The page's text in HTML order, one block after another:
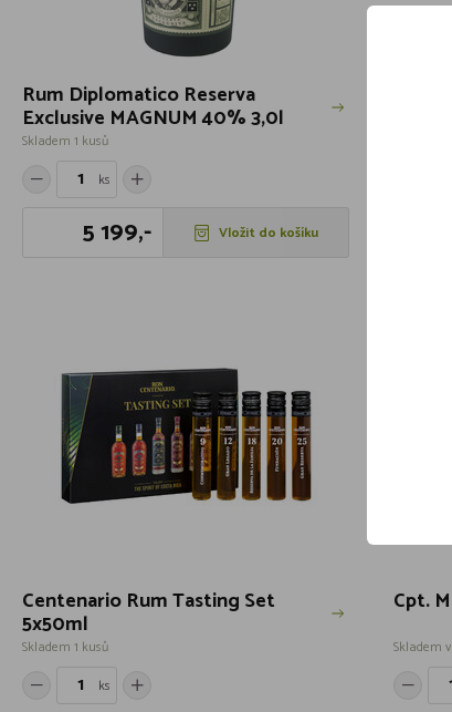
Rum Diplomatico Reserva
Exclusive MAGNUM 40% 3,0l
Skladem 1 kusů
ks
5 199,- Vložit do košíku
Centenario Rum Tasting Set
5x50ml
Skladem 1 kusů
ks
Cpt.
Skladem